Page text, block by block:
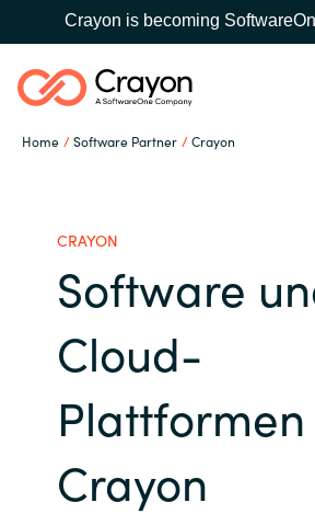
Crayon is becoming
Home Software Partner Crayon
Global site
Australia
Suchen
Software Partner
Partner Business
Ressourcen
Über uns
CRAYON
Software
Cloud-
Plattformen
Crayon